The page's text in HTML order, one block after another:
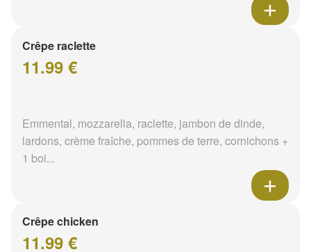
Crêpe raclette
11.99 €
Emmental, mozzarella, raclette, jambon de dinde,
lardons, crème fraîche, pommes de terre, cornichons +
1 boi...
Crêpe chicken
11.99 €